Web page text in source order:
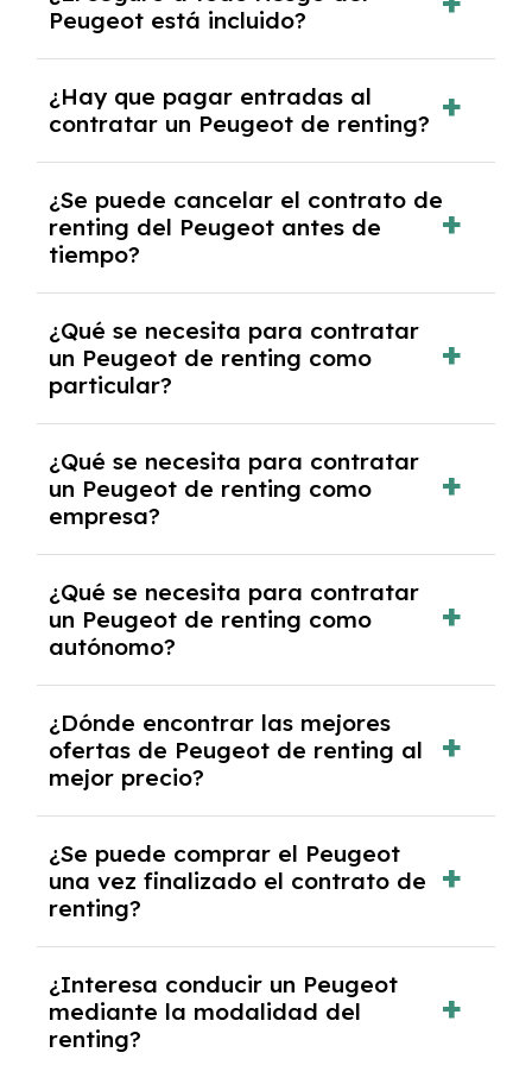
casos, comprarlo a un precio previamente
acordado.
Peugeot está incluido?
con el seguro a todo riesgo sin franquicia
incluido dentro de las cuotas mensuales.
¿Hay que pagar entradas al
contratar un Peugeot de renting?
tendrás que pagar ningún tipo de entrada
salvo en casos que lo exija el proveedor
debido al resultado del estudio de viabilidad
económica.
¿Se puede cancelar el contrato de
renting del Peugeot antes de
tiempo?
pero puede haber penalizaciones por
cancelación anticipada. Es importante revisar
las condiciones del contrato y hablar con un
experto que te asesore.
¿Qué se necesita para contratar
un Peugeot de renting como
particular?
y, en algunos casos, una consulta de solvencia
crediticia y un pago inicial.
¿Qué se necesita para contratar
un Peugeot de renting como
empresa?
documentación financiera y, en algunos
casos, un informe de solvencia de la empresa
y un pago inicial.
¿Qué se necesita para contratar
un Peugeot de renting como
autónomo?
autónomos, justificante de ingresos y, en
algunos casos, un informe fiscal y un pago
inicial.
¿Dónde encontrar las mejores
ofertas de Peugeot de renting al
mejor precio?
mejores ofertas de vehículos de renting con
todos los gastos incluidos y sin pagar
entradas.
¿Se puede comprar el Peugeot
una vez finalizado el contrato de
renting?
renting se puede adquirir el coche. En este
caso tendrán que analizar los años, la
cantidad de kilómetros recorridos y el coste
¿Interesa conducir un Peugeot
mediante la modalidad del
renting?